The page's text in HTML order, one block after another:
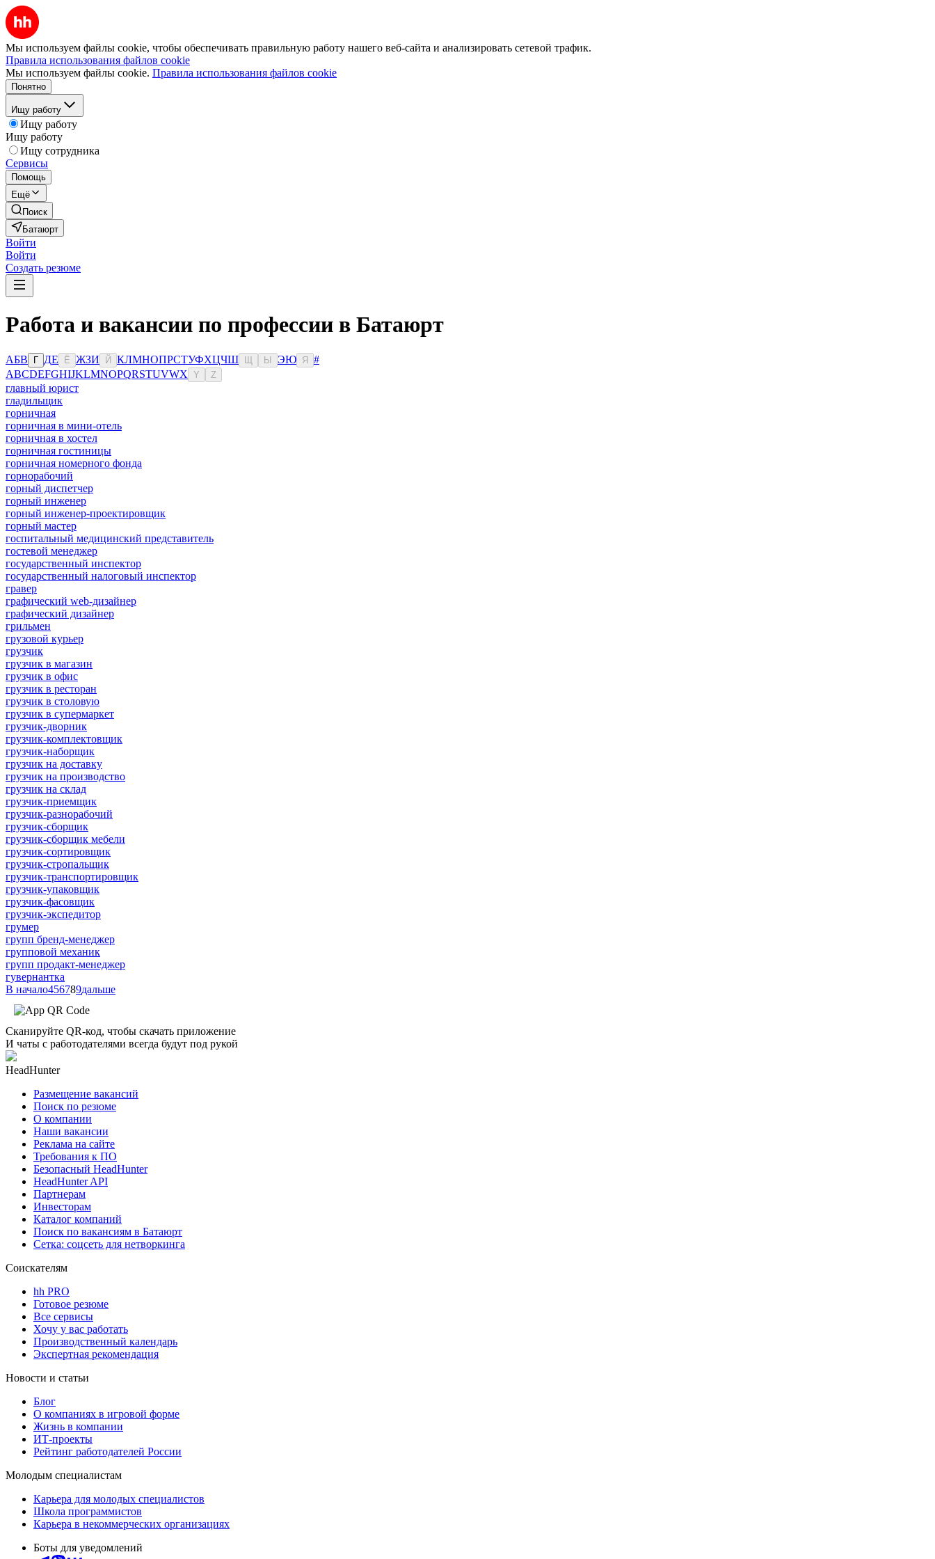
Мы используем файлы cookie, чтобы обеспечивать правильную работу нашего веб-сайта и анализировать сетевой трафик.
Правила использования файлов cookie
Мы используем файлы cookie. Правила использования файлов cookie
Понятно
Ищу работу
Ищу работу
Ищу работу
Ищу сотрудника
Сервисы
Помощь
Ещё
Поиск
Батаюрт
Войти
Войти
Создать резюме
Работа и вакансии по профессии в Батаюрт
АБВ Г ДЕ Ё ЖЗИ Й КЛМНОПРСТУФХЦЧШ Ы ЭЮ Я
#
ABCDEFGHIJKLMNOPQRSTUVWX Y Z
главный юрист
гладильщик
горничная
горничная в мини-отель
горничная в хостел
горничная гостиницы
горничная номерного фонда
горнорабочий
горный диспетчер
горный инженер
горный инженер-проектировщик
горный мастер
госпитальный медицинский представитель
гостевой менеджер
государственный инспектор
государственный налоговый инспектор
гравер
графический web-дизайнер
графический дизайнер
грильмен
грузовой курьер
грузчик
грузчик в магазин
грузчик в офис
грузчик в ресторан
грузчик в столовую
грузчик в супермаркет
грузчик-дворник
грузчик-комплектовщик
грузчик-наборщик
грузчик на доставку
грузчик на производство
грузчик на склад
грузчик-приемщик
грузчик-разнорабочий
грузчик-сборщик
грузчик-сборщик мебели
грузчик-сортировщик
грузчик-стропальщик
грузчик-транспортировщик
грузчик-упаковщик
грузчик-фасовщик
грузчик-экспедитор
грумер
групп бренд-менеджер
групповой механик
групп продакт-менеджер
гувернантка
В начало456789дальше
Сканируйте QR-код, чтобы скачать приложение
И чаты с работодателями всегда будут под рукой
HeadHunter
Размещение вакансий
Поиск по резюме
О компании
Наши вакансии
Реклама на сайте
Требования к ПО
Безопасный HeadHunter
HeadHunter API
Партнерам
Инвесторам
Каталог компаний
Поиск по вакансиям в Батаюрт
Сетка: соцсеть для нетворкинга
Соискателям
hh PRO
Готовое резюме
Все сервисы
Хочу у вас работать
Производственный календарь
Экспертная рекомендация
Новости и статьи
Блог
О компаниях в игровой форме
Жизнь в компании
ИТ-проекты
Рейтинг работодателей России
Молодым специалистам
Карьера для молодых специалистов
Школа программистов
Карьера в некоммерческих организациях
Боты для уведомлений